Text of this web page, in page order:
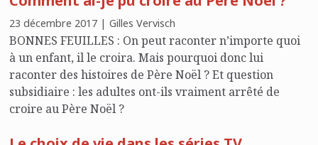
aujourd’hui PAN- et leur charge de mystère qui invite
à s’interroger […]
23 décembre 2017 | Gilles Vervisch
BONNES FEUILLES : On peut raconter n’importe quoi
à un enfant, il le croira. Mais pourquoi donc lui
raconter des histoires de Père Noël ? Et question
subsidiaire : les adultes ont-ils vraiment arrêté de
croire au Père Noël ?